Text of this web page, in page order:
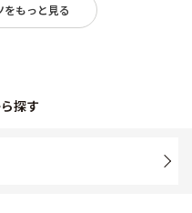
をもっと見る
探す